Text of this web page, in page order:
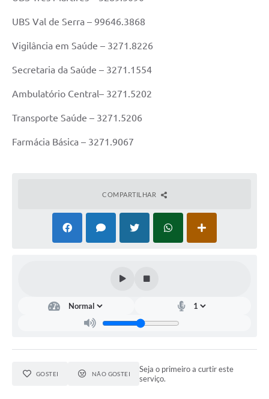
UBS Val de Serra – 99646.3868
Vigilância em Saúde – 3271.8226
Secretaria da Saúde – 3271.1554
Ambulatório Central– 3271.5202
Transporte Saúde – 3271.5206
Farmácia Básica – 3271.9067
COMPARTILHAR
GOSTEI NÃO GOSTEI
Seja o primeiro a curtir este
serviço.